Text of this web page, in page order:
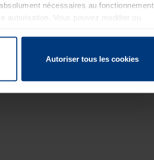
nécessaires au fonctionnement
autorisation. Vous pouvez modifier ou
Autoriser tous les cookies